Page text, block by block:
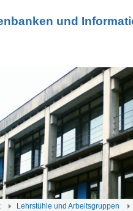
und
Lehrstühle und Arbeitsgruppen